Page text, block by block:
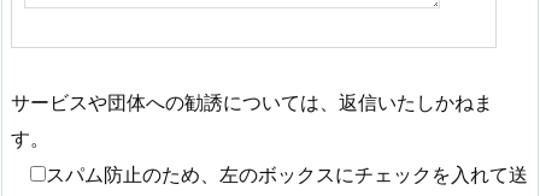
サービスや団体への勧誘については、返信いたしかねま
す。
スパム防止のため、左のボックスにチェックを入れて送